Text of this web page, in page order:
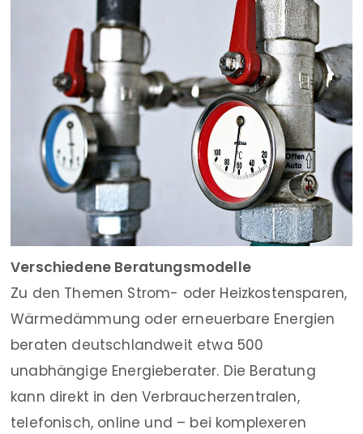
Verschiedene Beratungsmodelle
Zu den Themen Strom- oder Heizkostensparen,
Wärmedämmung oder erneuerbare Energien
beraten deutschlandweit etwa 500
unabhängige Energieberater. Die Beratung
kann direkt in den Verbraucherzentralen,
telefonisch, online und – bei komplexeren